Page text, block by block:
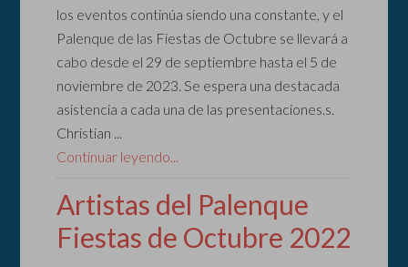
los eventos continúa siendo una constante, y el
Palenque de las Fiestas de Octubre se llevará a
cabo desde el 29 de septiembre hasta el 5 de
noviembre de 2023. Se espera una destacada
asistencia a cada una de las presentaciones.s.
Christian ...
Continuar leyendo...
Artistas del Palenque
Fiestas de Octubre 2022